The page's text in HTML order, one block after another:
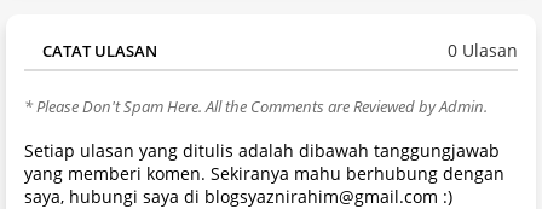
CATAT ULASAN 0 Ulasan
* Please Don't Spam Here. All the Comments are Reviewed by Admin.
Setiap ulasan yang ditulis adalah dibawah tanggungjawab
yang memberi komen. Sekiranya mahu berhubung dengan
saya, hubungi saya di blogsyaznirahim@gmail.com :)